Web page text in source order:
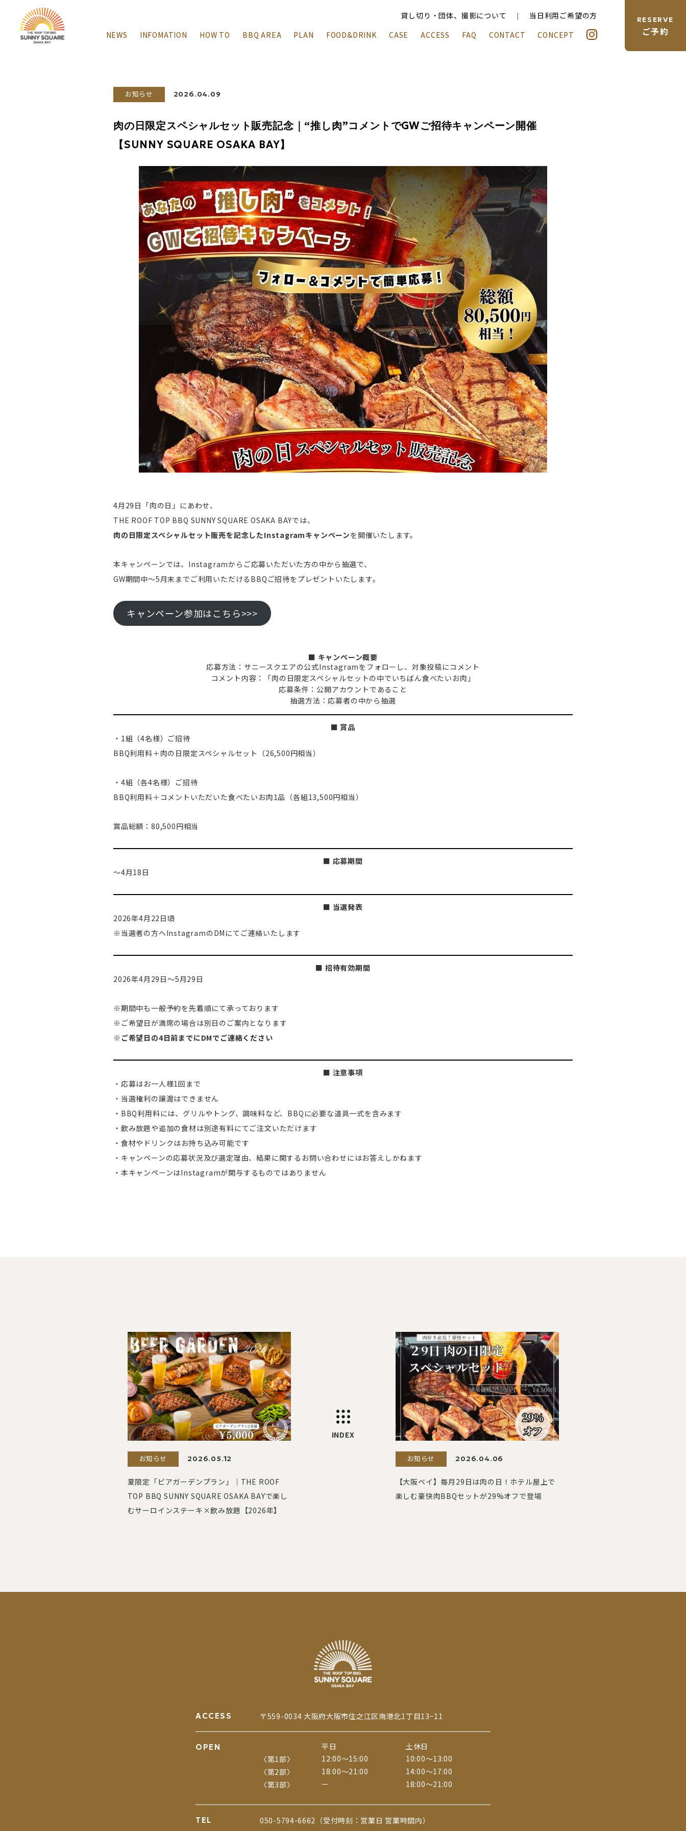
NEWS INFOMATION HOW TO BBQ AREA PLAN FOOD&DRINK CASE ACCESS FAQ CONTACT CONCEPT
貸し切り・団体、撮影について 当日利用ご希望の方 RESERVE
ご予約
お知らせ 2026.04.09
肉の日限定スペシャルセット販売記念｜“推し肉”コメントでGWご招待キャンペーン開催
【SUNNY SQUARE OSAKA BAY】
4月29日「肉の日」にあわせ、
THE ROOF TOP BBQ SUNNY SQUARE OSAKA BAYでは、
肉の日限定スペシャルセット販売を記念したInstagramキャンペーンを開催いたします。
本キャンペーンでは、Instagramからご応募いただいた方の中から抽選で、
GW期間中～5月末までご利用いただけるBBQご招待をプレゼントいたします。
キャンペーン参加はこちら>>>
■ キャンペーン概要
応募方法：サニースクエアの公式Instagramをフォローし、対象投稿にコメント
コメント内容：「肉の日限定スペシャルセットの中でいちばん食べたいお肉」
応募条件：公開アカウントであること
抽選方法：応募者の中から抽選
■ 賞品
・1組（4名様）ご招待
BBQ利用料＋肉の日限定スペシャルセット（26,500円相当）
・4組（各4名様）ご招待
BBQ利用料＋コメントいただいた食べたいお肉1品（各組13,500円相当）
賞品総額：80,500円相当
■ 応募期間
～4月18日
■ 当選発表
2026年4月22日頃
※当選者の方へInstagramのDMにてご連絡いたします
■ 招待有効期間
2026年4月29日～5月29日
※期間中も一般予約を先着順にて承っております
※ご希望日が満席の場合は別日のご案内となります
※ ご希望日の4日前までにDMでご連絡ください
■ 注意事項
・応募はお一人様1回まで
・当選権利の譲渡はできません
・BBQ利用料には、グリルやトング、調味料など、BBQに必要な道具一式を含みます
・飲み放題や追加の食材は別途有料にてご注文いただけます
・食材やドリンクはお持ち込み可能です
・キャンペーンの応募状況及び選定理由、結果に関するお問い合わせにはお答えしかねます
・本キャンペーンはInstagramが関与するものではありません
お知らせ 2026.05.12
夏限定「ビアガーデンプラン」｜THE ROOF
TOP BBQ SUNNY SQUARE OSAKA BAYで楽し
むサーロインステーキ×飲み放題【2026年】
INDEX
お知らせ 2026.04.06
【大阪ベイ】毎月29日は肉の日！ホテル屋上で
楽しむ豪快肉BBQセットが29%オフで登場
ACCESS 〒559-0034 大阪府大阪市住之江区南港北1丁目13−11
OPEN 平日
土休日
〈第1部〉
12:00〜15:00
10:00〜13:00
〈第2部〉
18:00〜21:00
14:00〜17:00
〈第3部〉
ー 18:00〜21:00
TEL 050-5794-6662 （受付時刻：営業日 営業時間内）